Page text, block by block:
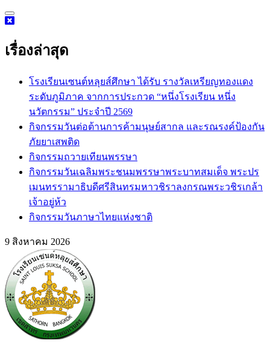
Skip
to
เรื่องล่าสุด
โรงเรียนเซนต์หลุยส์ศึกษา ได้รับ รางวัลเหรียญทองแดง
ระดับภูมิภาค จากการประกวด “หนึ่งโรงเรียน หนึ่ง
นวัตกรรม” ประจำปี 2569
กิจกรรม​วันต่อต้านการค้ามนุษย์สากล และรณรงค์ป้องกัน
ภัยยาเสพติด
กิจกรรมถวายเทียนพรรษา
กิจกรรมวันเฉลิมพระชนมพรรษาพระบาทสมเด็จ พระปร
เมนทรรามาธิบดีศรีสินทรมหาวชิราลงกรณพระวชิรเกล้า
เจ้าอยู่ห้ว
กิจกรรมวันภาษาไทยแห่งชาติ
9 สิงหาคม 2026